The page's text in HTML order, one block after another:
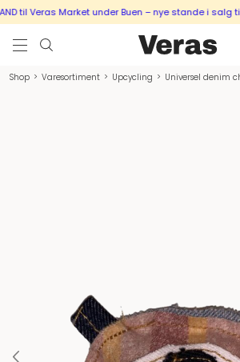
til Veras Market under Buen – nye stande i salg
Shop > Varesortiment > Upcycling > Universel denim